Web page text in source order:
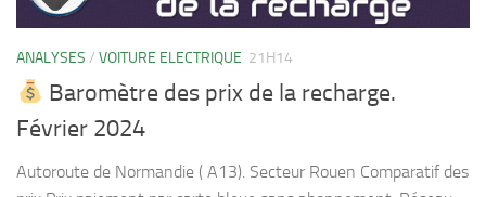
ANALYSES / VOITURE ELECTRIQUE 21H14
Baromètre des prix de la recharge.
Février 2024
Autoroute de Normandie ( A13). Secteur Rouen Comparatif des